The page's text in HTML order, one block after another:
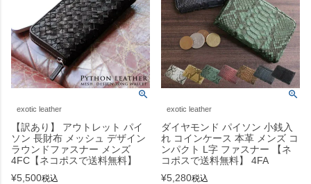
exotic leather
【訳あり】 アウトレット パイ
ソン 長財布 メッシュ デザイン
ラウンドファスナー メンズ
4FC【ネコポスで送料無料】
¥5,500税込
exotic leather
ダイヤモンド パイソン 小銭入
れ コインケース 本革 メンズ コ
ンパクト L字 ファスナー 【ネ
コポスで送料無料】 4FA
¥5,280税込